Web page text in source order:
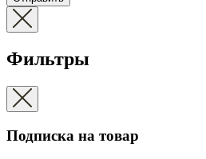
Фильтры
Подписка на товар